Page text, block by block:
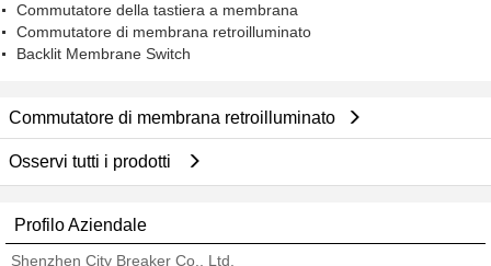
Commutatore della tastiera a membrana
Commutatore di membrana retroilluminato
Backlit Membrane Switch
Commutatore di membrana retroilluminato
Osservi tutti i prodotti
Profilo Aziendale
Shenzhen City Breaker Co., Ltd.